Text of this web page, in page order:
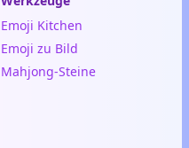
Emoji Kitchen
Emoji zu Bild
Mahjong-Steine